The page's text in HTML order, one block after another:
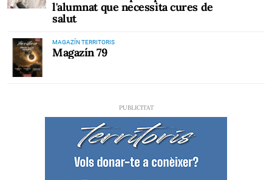
l'alumnat que necessita cures de
salut
MAGAZÍN TERRITORIS
Magazín 79